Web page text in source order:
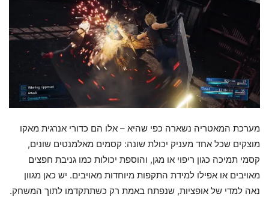
מערכת המאטריה נשארה כפי שהיא – אלו הם כדורי אנרגית מאקו
מוצקים שכל אחד מעניק יכולת שונה: קסמים מאלמנטים שונים,
קסמי תמיכה כגון ריפוי או מגן, והוספת יכולות כמו גניבת חפצים
מאויבים או אפילו למידת התקפות מיוחדות מאויבים. יש כאן מגוון
נאה למדי של אופציות, שנפתח באמת רק כשתתקדמו לתוך המשחק.